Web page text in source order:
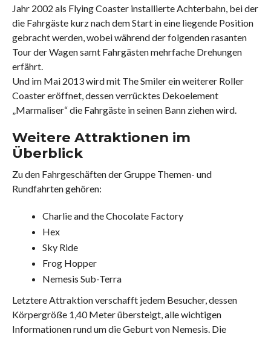
Jahr 2002 als Flying Coaster installierte Achterbahn, bei der
die Fahrgäste kurz nach dem Start in eine liegende Position
gebracht werden, wobei während der folgenden rasanten
Tour der Wagen samt Fahrgästen mehrfache Drehungen
erfährt.
Und im Mai 2013 wird mit The Smiler ein weiterer Roller
Coaster eröffnet, dessen verrücktes Dekoelement
„Marmaliser“ die Fahrgäste in seinen Bann ziehen wird.
Weitere Attraktionen im
Überblick
Zu den Fahrgeschäften der Gruppe Themen- und
Rundfahrten gehören:
Charlie and the Chocolate Factory
Hex
Sky Ride
Frog Hopper
Nemesis Sub-Terra
Letztere Attraktion verschafft jedem Besucher, dessen
Körpergröße 1,40 Meter übersteigt, alle wichtigen
Informationen rund um die Geburt von Nemesis. Die